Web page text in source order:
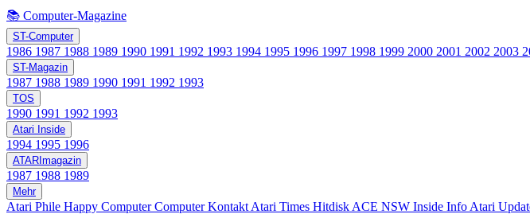
📚 Computer-Magazine
ST-Computer
1986 1987 1988 1989 1990 1991 1992 1993 1994 1995 1996 1997 1998 1999 2000 2001 2002 2003
ST-Magazin
1987 1988 1989 1990 1991 1992 1993
TOS
1990 1991 1992 1993
Atari Inside
1994 1995 1996
ATARImagazin
1987 1988 1989
Mehr
Atari Phile Happy ComputerComputer Kontakt Atari Times Hitdisk ACE NSW Inside Info Atari